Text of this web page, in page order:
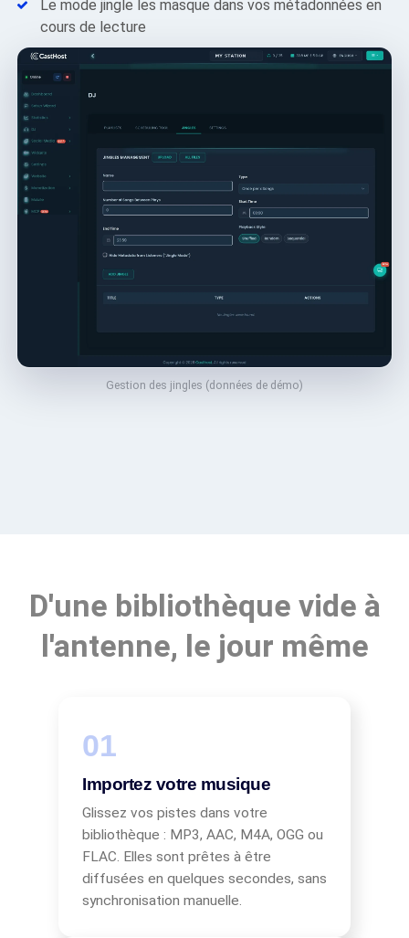
Le mode jingle les masque dans vos métadonnées en
cours de lecture
Gestion des jingles (données de démo)
D'une bibliothèque vide à
l'antenne, le jour même
Importez votre musique
Glissez vos pistes dans votre
bibliothèque : MP3, AAC, M4A, OGG ou
FLAC. Elles sont prêtes à être
diffusées en quelques secondes, sans
synchronisation manuelle.